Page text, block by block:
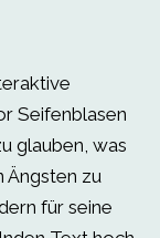
Seifenblasen
glauben, was
Ängsten zu
für seine